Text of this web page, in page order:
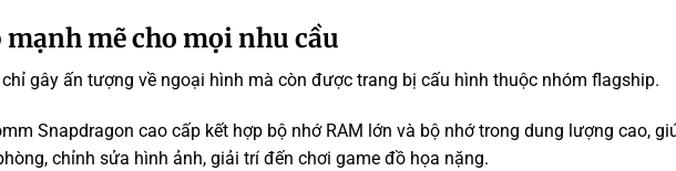
mẽ cho mọi nhu cầu
gây ấn tượng về ngoại hình mà còn được trang bị cấu hình thuộc nhóm flagship.
Snapdragon cao cấp kết hợp bộ nhớ RAM lớn và bộ nhớ trong dung lượng cao,
chỉnh sửa hình ảnh, giải trí đến chơi game đồ họa nặng.